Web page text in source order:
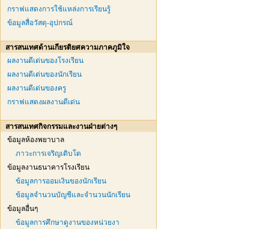
กราฟแสดงการใช้แหล่งการเรียนรู้
ข้อมูลสื่อวัสดุ-อุปกรณ์
สารสนเทศด้านเกียรติยศความภาคภูมิใจ
ผลงานดีเด่นของโรงเรียน
ผลงานดีเด่นของนักเรียน
ผลงานดีเด่นของครู
กราฟแสดงผลงานดีเด่น
สารสนเทศกิจกรรมและงานฝ่ายต่างๆ
ข้อมูลห้องพยาบาล
ภาวะการเจริญเติบโต
ข้อมูลงานธนาคารโรงเรียน
ข้อมูลการออมเงินของนักเรียน
ข้อมูลจำนวนบัญชีและจำนวนนักเรียน
ข้อมูลอื่นๆ
ข้อมูลการศึกษาดูงานของหน่วยงา